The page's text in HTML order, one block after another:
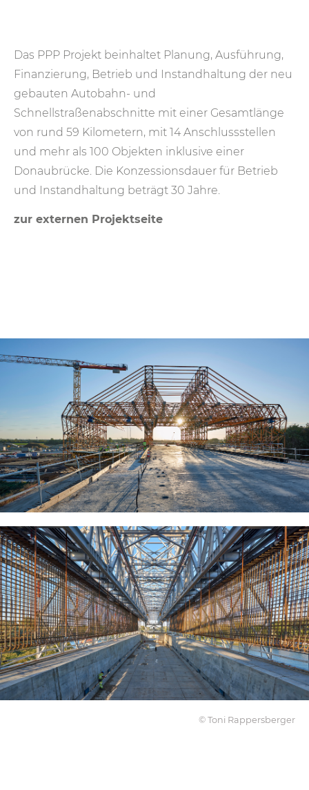
Das PPP Projekt beinhaltet Planung, Ausführung,
Finanzierung, Betrieb und Instandhaltung der neu
gebauten Autobahn- und
Schnellstraßenabschnitte mit einer Gesamtlänge
von rund 59 Kilometern, mit 14 Anschlussstellen
und mehr als 100 Objekten inklusive einer
Donaubrücke. Die Konzessionsdauer für Betrieb
und Instandhaltung beträgt 30 Jahre.
zur externen Projektseite
© Toni Rappersberger